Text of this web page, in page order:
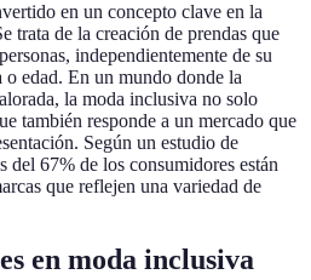
en un concepto clave en la
trata de la creación de prendas que
independientemente de su
edad. En un mundo donde la
la moda inclusiva no solo
también responde a un mercado que
Según un estudio de
del 67% de los consumidores están
que reflejen una variedad de
en moda inclusiva